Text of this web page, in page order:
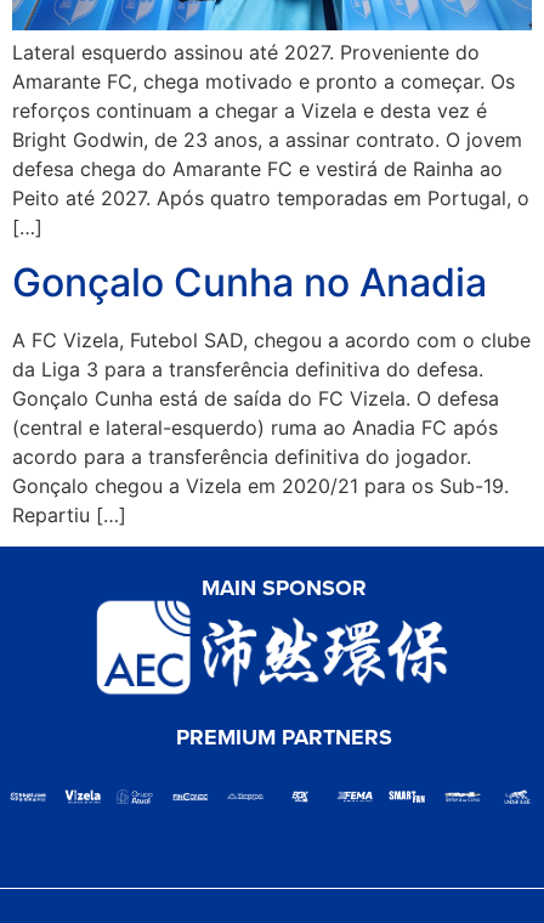
Lateral esquerdo assinou até 2027. Proveniente do
Amarante FC, chega motivado e pronto a começar. Os
reforços continuam a chegar a Vizela e desta vez é
Bright Godwin, de 23 anos, a assinar contrato. O jovem
defesa chega do Amarante FC e vestirá de Rainha ao
Peito até 2027. Após quatro temporadas em Portugal, o
[…]
Gonçalo Cunha no Anadia
A FC Vizela, Futebol SAD, chegou a acordo com o clube
da Liga 3 para a transferência definitiva do defesa.
Gonçalo Cunha está de saída do FC Vizela. O defesa
(central e lateral-esquerdo) ruma ao Anadia FC após
acordo para a transferência definitiva do jogador.
Gonçalo chegou a Vizela em 2020/21 para os Sub-19.
Repartiu […]
MAIN SPONSOR
PREMIUM PARTNERS